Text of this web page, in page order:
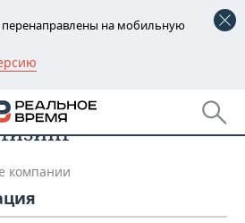
на мобильную
компании